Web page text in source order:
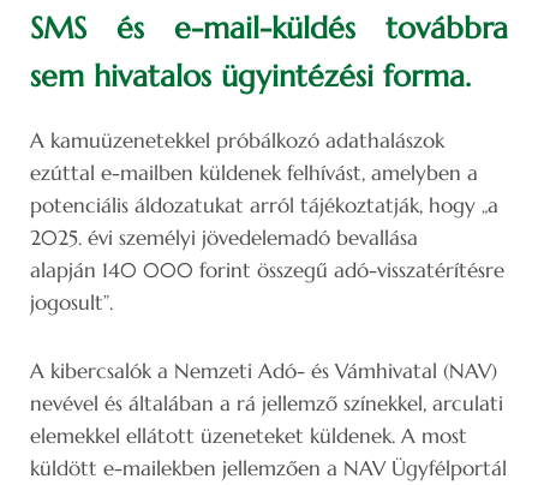
SMS és e-mail-küldés továbbra
sem hivatalos ügyintézési forma.
A kamuüzenetekkel próbálkozó adathalászok
ezúttal e-mailben küldenek felhívást, amelyben a
potenciális áldozatukat arról tájékoztatják, hogy „a
2025. évi személyi jövedelemadó bevallása
alapján 140 000 forint összegű adó-visszatérítésre
jogosult”.
A kibercsalók a Nemzeti Adó- és Vámhivatal (NAV)
nevével és általában a rá jellemző színekkel, arculati
elemekkel ellátott üzeneteket küldenek. A most
küldött e-mailekben jellemzően a NAV Ügyfélportál